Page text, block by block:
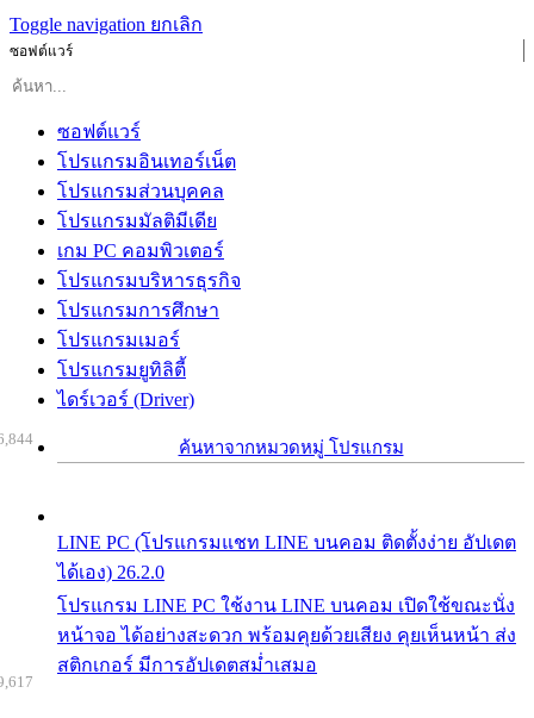
Toggle navigation ยกเลิก
ซอฟต์แวร์
ซอฟต์แวร์
โปรแกรมอินเทอร์เน็ต
โปรแกรมส่วนบุคคล
โปรแกรมมัลติมีเดีย
เกม PC คอมพิวเตอร์
โปรแกรมบริหารธุรกิจ
โปรแกรมการศึกษา
โปรแกรมเมอร์
โปรแกรมยูทิลิตี้
ไดร์เวอร์ (Driver)
ค้นหาจากหมวดหมู่ โปรแกรม
LINE PC (โปรแกรมแชท LINE บนคอม ติดตั้งง่าย อัปเดต
ได้เอง) 26.2.0
โปรแกรม LINE PC ใช้งาน LINE บนคอม เปิดใช้ขณะนั่ง
หน้าจอ ได้อย่างสะดวก พร้อมคุยด้วยเสียง คุยเห็นหน้า ส่ง
สติกเกอร์ มีการอัปเดตสม่ำเสมอ